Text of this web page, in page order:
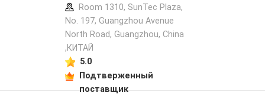
производителя
Room 1310, SunTec Plaza,
No. 197, Guangzhou Avenue
North Road, Guangzhou, China
,КИТАЙ
5.0
Подтверженный
поставщик